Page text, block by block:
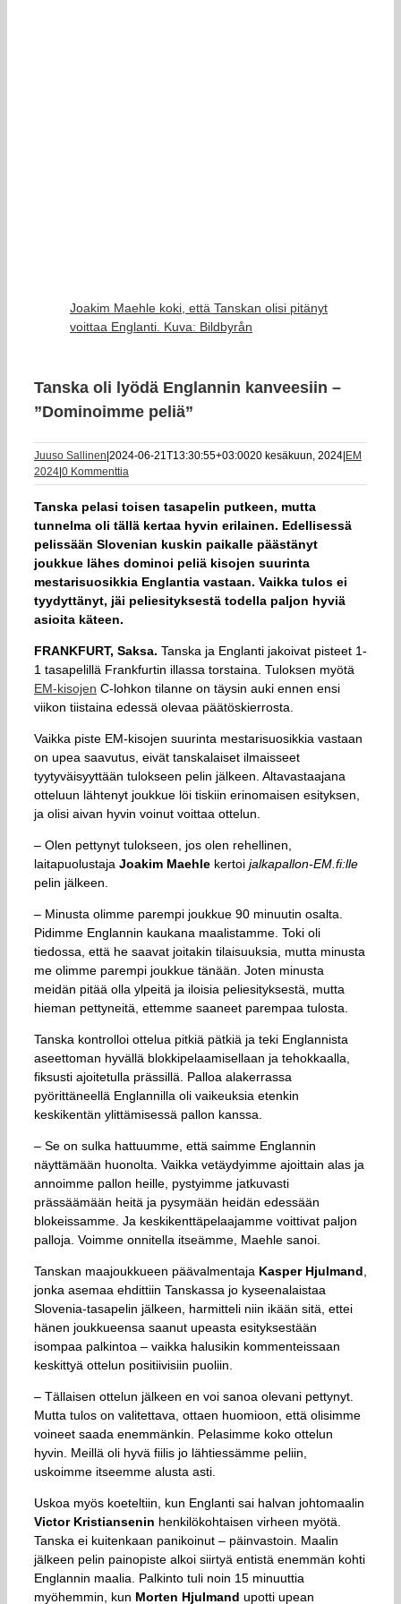
Joakim Maehle koki, että Tanskan olisi pitänyt
voittaa Englanti. Kuva: Bildbyrån
Tanska oli lyödä Englannin kanveesiin –
”Dominoimme peliä”
Juuso Sallinen 2024-06-21T13:30:55+03:0020 kesäkuun, 2024 EM
2024 0 Kommenttia
Tanska pelasi toisen tasapelin putkeen, mutta
tunnelma oli tällä kertaa hyvin erilainen. Edellisessä
pelissään Slovenian kuskin paikalle päästänyt
joukkue lähes dominoi peliä kisojen suurinta
mestarisuosikkia Englantia vastaan. Vaikka tulos ei
tyydyttänyt, jäi peliesityksestä todella paljon hyviä
asioita käteen.
FRANKFURT, Saksa. Tanska ja Englanti jakoivat pisteet 1-
1 tasapelillä Frankfurtin illassa torstaina. Tuloksen myötä
EM-kisojen C-lohkon tilanne on täysin auki ennen ensi
viikon tiistaina edessä olevaa päätöskierrosta.
Vaikka piste EM-kisojen suurinta mestarisuosikkia vastaan
on upea saavutus, eivät tanskalaiset ilmaisseet
tyytyväisyyttään tulokseen pelin jälkeen. Altavastaajana
otteluun lähtenyt joukkue löi tiskiin erinomaisen esityksen,
ja olisi aivan hyvin voinut voittaa ottelun.
– Olen pettynyt tulokseen, jos olen rehellinen,
laitapuolustaja Joakim Maehle kertoi jalkapallon-EM.fi:lle
pelin jälkeen.
– Minusta olimme parempi joukkue 90 minuutin osalta.
Pidimme Englannin kaukana maalistamme. Toki oli
tiedossa, että he saavat joitakin tilaisuuksia, mutta minusta
me olimme parempi joukkue tänään. Joten minusta
meidän pitää olla ylpeitä ja iloisia peliesityksestä, mutta
hieman pettyneitä, ettemme saaneet parempaa tulosta.
Tanska kontrolloi ottelua pitkiä pätkiä ja teki Englannista
aseettoman hyvällä blokkipelaamisellaan ja tehokkaalla,
fiksusti ajoitetulla prässillä. Palloa alakerrassa
pyörittäneellä Englannilla oli vaikeuksia etenkin
keskikentän ylittämisessä pallon kanssa.
– Se on sulka hattuumme, että saimme Englannin
näyttämään huonolta. Vaikka vetäydyimme ajoittain alas ja
annoimme pallon heille, pystyimme jatkuvasti
prässäämään heitä ja pysymään heidän edessään
blokeissamme. Ja keskikenttäpelaajamme voittivat paljon
palloja. Voimme onnitella itseämme, Maehle sanoi.
Tanskan maajoukkueen päävalmentaja Kasper Hjulmand
jonka asemaa ehdittiin Tanskassa jo kyseenalaistaa
Slovenia-tasapelin jälkeen, harmitteli niin ikään sitä, ettei
hänen joukkueensa saanut upeasta esityksestään
isompaa palkintoa – vaikka halusikin kommenteissaan
keskittyä ottelun positiivisiin puoliin.
– Tällaisen ottelun jälkeen en voi sanoa olevani pettynyt.
Mutta tulos on valitettava, ottaen huomioon, että olisimme
voineet saada enemmänkin. Pelasimme koko ottelun
hyvin. Meillä oli hyvä fiilis jo lähtiessämme peliin,
uskoimme itseemme alusta asti.
Uskoa myös koeteltiin, kun Englanti sai halvan johtomaalin
Victor Kristiansenin henkilökohtaisen virheen myötä.
Tanska ei kuitenkaan panikoinut – päinvastoin. Maalin
jälkeen pelin painopiste alkoi siirtyä entistä enemmän kohti
Englannin maalia. Palkinto tuli noin 15 minuuttia
myöhemmin, kun Morten Hjulmand upotti upean